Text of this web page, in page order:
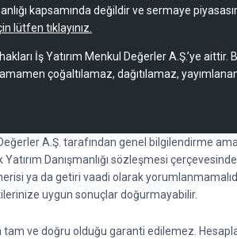
kapsamında değildir ve sermaye
lütfen tıklayınız.
İş Yatırım Menkul Değerler A.Ş.’ye
çoğaltılamaz, dağıtılamaz,
A.Ş. tarafından genel bilgilendirme
Danışmanlığı sözleşmesi
ya da getiri vaadi olarak
uygun sonuçlar doğurmayabilir.
ve doğru olduğu garanti edilemez.